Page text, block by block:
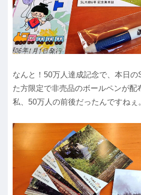
なんと！50万人達成記念で、本日の
た方限定で非売品のボールペンが配
私、50万人の前後だったんですねぇ